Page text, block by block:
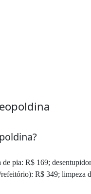
pia: R$ 169;
R$ 349; limpeza